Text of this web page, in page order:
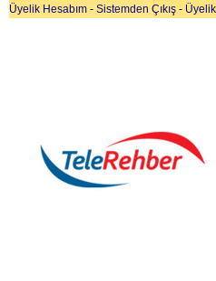
Üyelik Hesabım - Sistemden Çıkış -